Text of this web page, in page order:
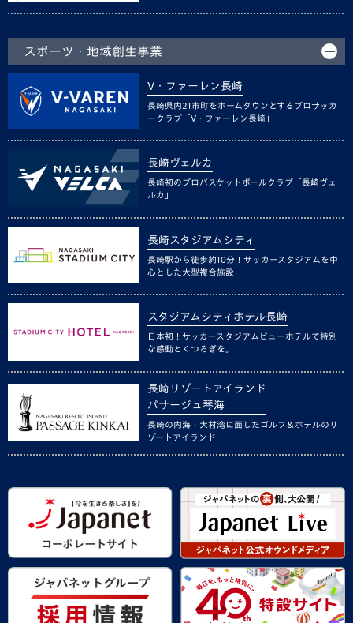
スポーツ・地域創生事業
V・ファーレン長崎
長崎県内21市町をホームタウンとするプロサッカ
ークラブ「V・ファーレン長崎」
長崎ヴェルカ
長崎初のプロバスケットボールクラブ「長崎ヴェ
ルカ」
長崎スタジアムシティ
長崎駅から徒歩約10分！サッカースタジアムを中
心とした大型複合施設
スタジアムシティホテル長崎
日本初！サッカースタジアムビューホテルで特別
な感動とくつろぎを。
長崎リゾートアイランド
パサージュ琴海
長崎の内海・大村湾に面したゴルフ＆ホテルのリ
ゾートアイランド